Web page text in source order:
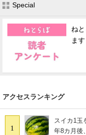
Special
ね
ます
アクセスランキング
1
スイカ1
年8カ月後